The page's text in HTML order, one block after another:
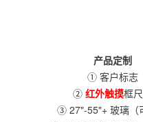
产品定制
① 客户标志
② 红外触摸框
③ 27"-55"+ 玻璃（